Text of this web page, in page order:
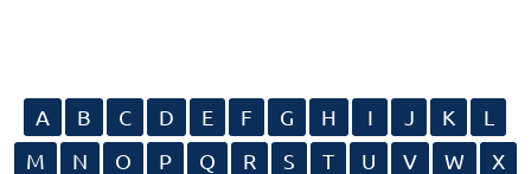
A B C D E F G H I J K
L
M
N O P Q R S T U V W
X